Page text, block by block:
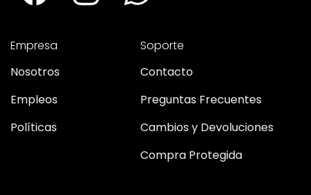
Empresa
Nosotros
Empleos
Políticas
Soporte
Contacto
Preguntas Frecuentes
Cambios y Devoluciones
Compra Protegida